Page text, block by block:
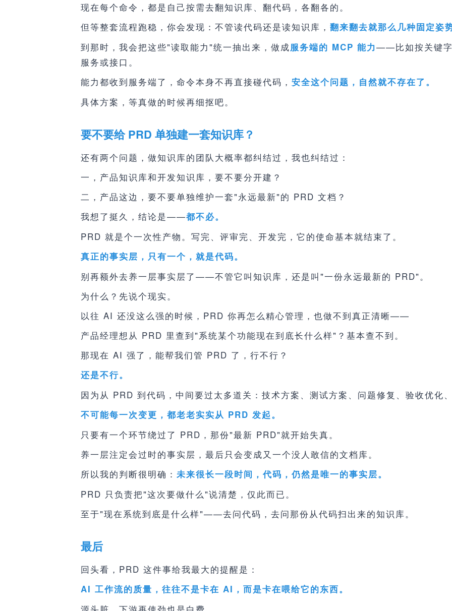
现在每个命令，都是自己按需去翻知识库、翻代码，各翻各的。
但等整套流程跑稳，你会发现：不管读代码还是读知识库， 翻来翻去就那么几种固定姿势
到那时，我会把这些"读取能力"统一抽出来，做成服务端的 MCP 能力——比如按关键字
服务或接口。
能力都收到服务端了，命令本身不再直接碰代码， 安全这个问题，自然就不存在了。
具体方案，等真做的时候再细抠吧。
要不要给 PRD 单独建一套知识库？
还有两个问题，做知识库的团队大概率都纠结过，我也纠结过：
一，产品知识库和开发知识库，要不要分开建？
二，产品这边，要不要单独维护一套"永远最新"的 PRD 文档？
我想了挺久，结论是——都不必。
PRD 就是个一次性产物。写完、评审完、开发完，它的使命基本就结束了。
真正的事实层，只有一个，就是代码。
别再额外去养一层事实层了——不管它叫知识库，还是叫"一份永远最新的 PRD"。
为什么？先说个现实。
以往 AI 还没这么强的时候，PRD 你再怎么精心管理，也做不到真正清晰——
产品经理想从 PRD 里查到"系统某个功能现在到底长什么样"？基本查不到。
那现在 AI 强了，能帮我们管 PRD 了，行不行？
还是不行。
因为从 PRD 到代码，中间要过太多道关：技术方案、测试方案、问题修复、验收优
不可能每一次变更，都老老实实从 PRD 发起。
只要有一个环节绕过了 PRD，那份"最新 PRD"就开始失真。
养一层注定会过时的事实层，最后只会变成又一个没人敢信的文档库。
所以我的判断很明确： 未来很长一段时间，代码，仍然是唯一的事实层。
PRD 只负责把"这次要做什么"说清楚，仅此而已。
至于"现在系统到底是什么样"——去问代码，去问那份从代码扫出来的知识库。
最后
回头看，PRD 这件事给我最大的提醒是：
AI 工作流的质量，往往不是卡在 AI，而是卡在喂给它的东西。